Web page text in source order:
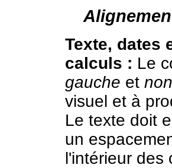
Texte, dates
calculs : Le
gauche et
visuel et à
Le texte doit
un
l'intérieur des